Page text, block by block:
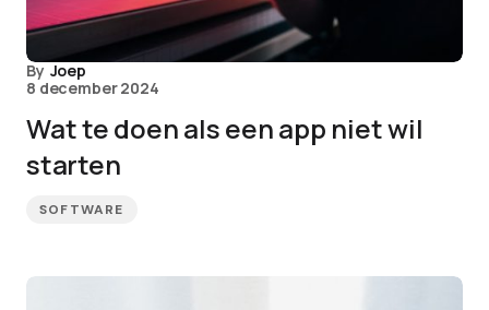
By Joep
8 december 2024
Wat te doen als een app niet wil
starten
SOFTWARE